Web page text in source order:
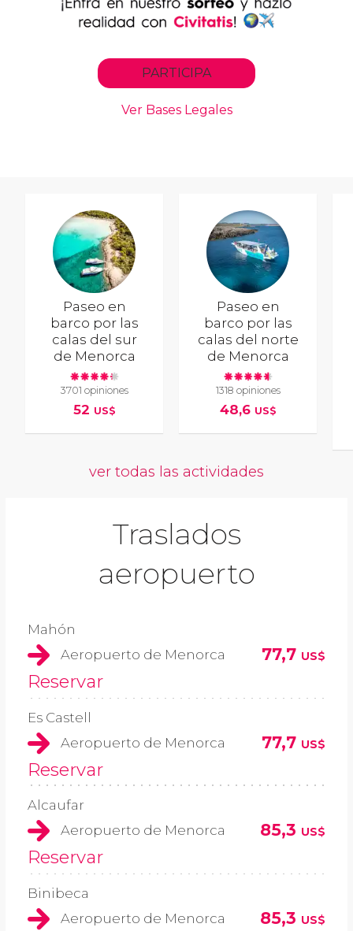
Paseo en
barco por las
calas del sur
de Menorca
3701 opiniones
52 US$
Paseo en
barco por las
calas del norte
de Menorca
1318 opiniones
48,6 US$
ver todas las actividades
Traslados
aeropuerto
Mahón
Aeropuerto de Menorca
77,7 US$
Reservar
Es Castell
Aeropuerto de Menorca
77,7 US$
Reservar
Alcaufar
Aeropuerto de Menorca
85,3 US$
Reservar
Binibeca
Aeropuerto de Menorca
85,3 US$